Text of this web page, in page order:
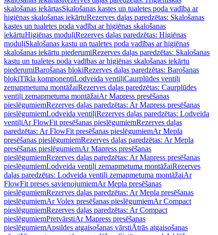
skalošanas iekārtasSkalošanas kastes un tualetes poda vadība ar
higiēnas skalošanas iekārtuRezerves daļas paredzētas: Skalošanas
kastes un tualetes poda vadība ar higiēnas skalošanas
iekārtuHigiēnas moduļiRezerves daļas paredzētas: Higiēnas
moduļiSkalošanas kastu un tualetes poda vadības ar higiēnas
skalošanas iekārtu piederumiRezerves daļas paredzētas: Skalošanas
kastu un tualetes poda vadības ar higiēnas skalošanas iekārtu
piederumiBarošanas blokiRezerves daļas paredzētas: Barošanas
blokiTīkla komponentiLodveida ventiļiCaurplūdes ventiļi
zemapmetuma montāžaiRezerves daļas paredzētas: Caurplūdes
ventiļi zemapmetuma montāžaiAr Mapress presēšanas
pieslēgumiemRezerves daļas paredzētas: Ar Mapress presēšanas
pieslēgumiemLodveida ventiļiRezerves daļas paredzētas: Lodveida
ventiļiAr FlowFit presēšanas pieslēgumiemRezerves daļas
paredzētas: Ar FlowFit presēšanas pieslēgumiemAr Mepla
presēšanas pieslēgumiemRezerves daļas paredzētas: Ar Mepla
presēšanas pieslēgumiemAr Mapress presēšanas
pieslēgumiemRezerves daļas paredzētas: Ar Mapress presēšanas
pieslēgumiemLodveida ventiļi zemapmetuma montāžaiRezerves
daļas paredzētas: Lodveida ventiļi zemapmetuma montāžaiAr
FlowFit preses savienojumiemAr Mepla presēšanas
pieslēgumiemRezerves daļas paredzētas: Ar Mepla presēšanas
pieslēgumiemAr Volex presēšanas pieslēgumiemAr Compact
pieslēgumiemRezerves daļas paredzētas: Ar Compact
pieslēgumiemPretvārstiAr Mapress presēšanas
pieslēgumiemApsildes atgaisošanas vārstiĀtrās atgaisošanas